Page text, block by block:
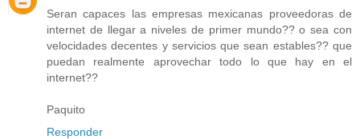
Seran capaces las empresas mexicanas proveedoras de
internet de llegar a niveles de primer mundo?? o sea con
velocidades decentes y servicios que sean estables?? que
puedan realmente aprovechar todo lo que hay en el
internet??
Paquito
Responder